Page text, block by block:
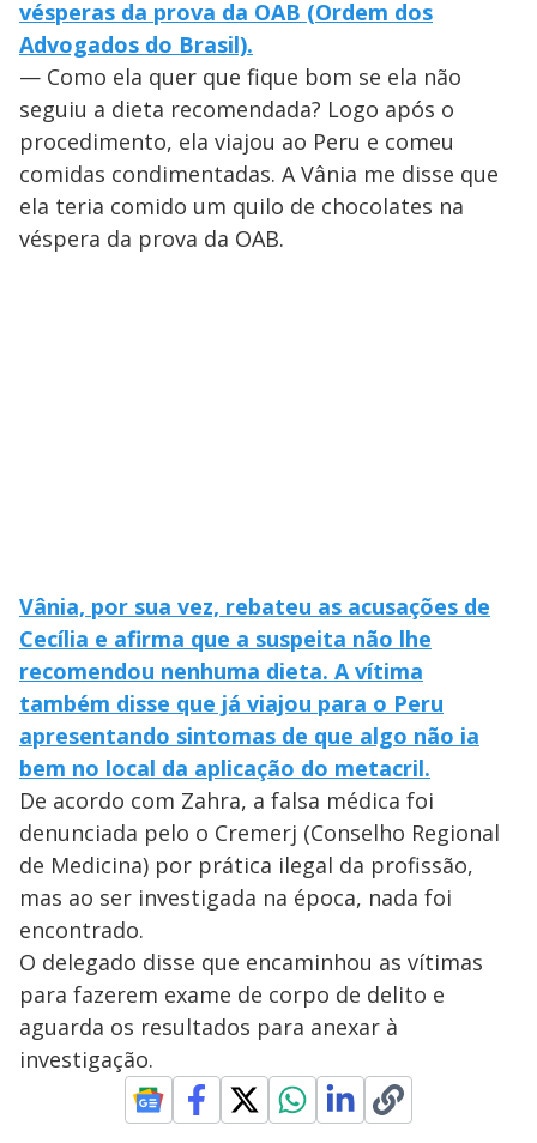
vésperas da prova da OAB (Ordem dos
Advogados do Brasil).
— Como ela quer que fique bom se ela não
seguiu a dieta recomendada? Logo após o
procedimento, ela viajou ao Peru e comeu
comidas condimentadas. A Vânia me disse que
ela teria comido um quilo de chocolates na
véspera da prova da OAB.
Vânia, por sua vez, rebateu as acusações de
Cecília e afirma que a suspeita não lhe
recomendou nenhuma dieta. A vítima
também disse que já viajou para o Peru
apresentando sintomas de que algo não ia
bem no local da aplicação do metacril.
De acordo com Zahra, a falsa médica foi
denunciada pelo o Cremerj (Conselho Regional
de Medicina) por prática ilegal da profissão,
mas ao ser investigada na época, nada foi
encontrado.
O delegado disse que encaminhou as vítimas
para fazerem exame de corpo de delito e
aguarda os resultados para anexar à
investigação.